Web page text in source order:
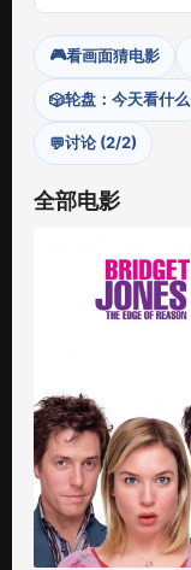
🎮看画面猜电影
🎲轮盘：今天看什么
💬讨论 (2/2)
全部电影